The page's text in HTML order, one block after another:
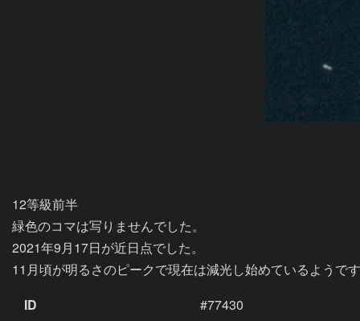
12等級前半
緑色のコマは写りませんでした。
2021年9月17日が近日点でした。
11月頃が明るさのピークで現在は減光し始めているようで
ID
#77430